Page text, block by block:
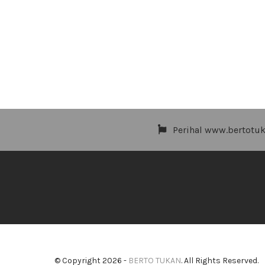
Perihal
© Copyright 2026 - BERTO TUKAN. All Rights Reserved.